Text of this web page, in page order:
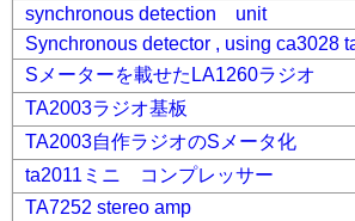
synchronous detection unit
Synchronous detector , using ca3028
Sメーターを載せたLA1260ラジオ
TA2003ラジオ基板
TA2003自作ラジオのSメータ化
ta2011ミニ コンプレッサー
TA7252 stereo amp